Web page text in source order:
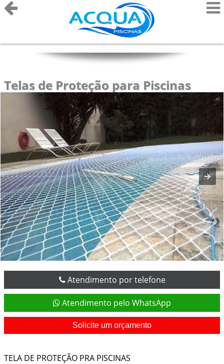
Telas de Proteção para Piscinas
Atendimento por telefone
Atendimento pelo WhatsApp
Solicite um orçamento
TELA DE PROTEÇÃO PRA PISCINAS